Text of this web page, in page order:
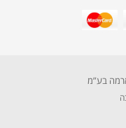
בע”מ